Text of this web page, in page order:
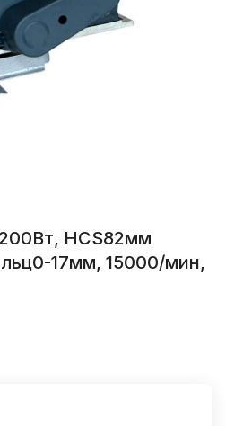
HCS82мм
17мм, 15000/мин,